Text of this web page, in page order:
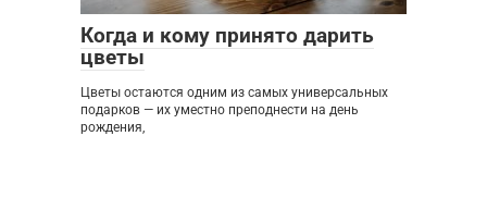
Когда и кому принято дарить
цветы
Цветы остаются одним из самых универсальных
подарков — их уместно преподнести на день
рождения,